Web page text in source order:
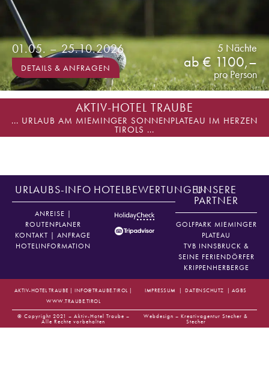
pro Person
ab € 1100,–
5 Nächte
DETAILS & ANFRAGEN
01.05. – 25.10.2026
AKTIV-HOTEL TRAUBE
... URLAUB AM MIEMINGER SONNENPLATEAU IM HERZEN
TIROLS ...
URLAUBS-INFO
ANREISE |
ROUTENPLANER
KONTAKT | ANFRAGE
HOTELINFORMATION
HOTELBEWERTUNGENUNSERE
PARTNER
GOLFPARK MIEMINGER
PLATEAU
TVB INNSBRUCK &
SEINE FERIENDÖRFER
KRIPPENHERBERGE
AKTIV-HOTEL TRAUBE | INFO@TRAUBE.TIROL |
WWW.TRAUBE.TIROL
IMPRESSUM |DATENSCHUTZ | AGBS
© Copyright 2021 – Aktiv-Hotel Traube –
Alle Rechte vorbehalten
Webdesign – Kreativagentur Stecher &
Stecher